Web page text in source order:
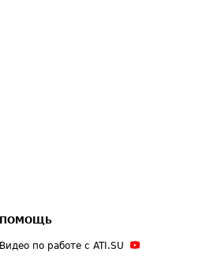
ПОМОЩЬ
Видео по работе с ATI.SU